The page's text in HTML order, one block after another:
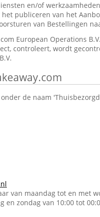
en/of
publiceren van het
van Bestellingen
European Operations
controleert, wordt
de naam
van maandag tot en met
en zondag van 10:00 tot